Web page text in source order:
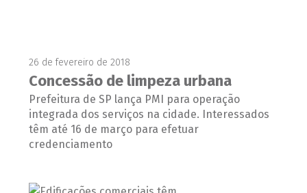
26 de fevereiro de 2018
Concessão de limpeza urbana
Prefeitura de SP lança PMI para operação
integrada dos serviços na cidade. Interessados
têm até 16 de março para efetuar
credenciamento